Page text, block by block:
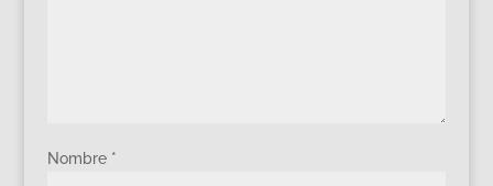
Nombre *